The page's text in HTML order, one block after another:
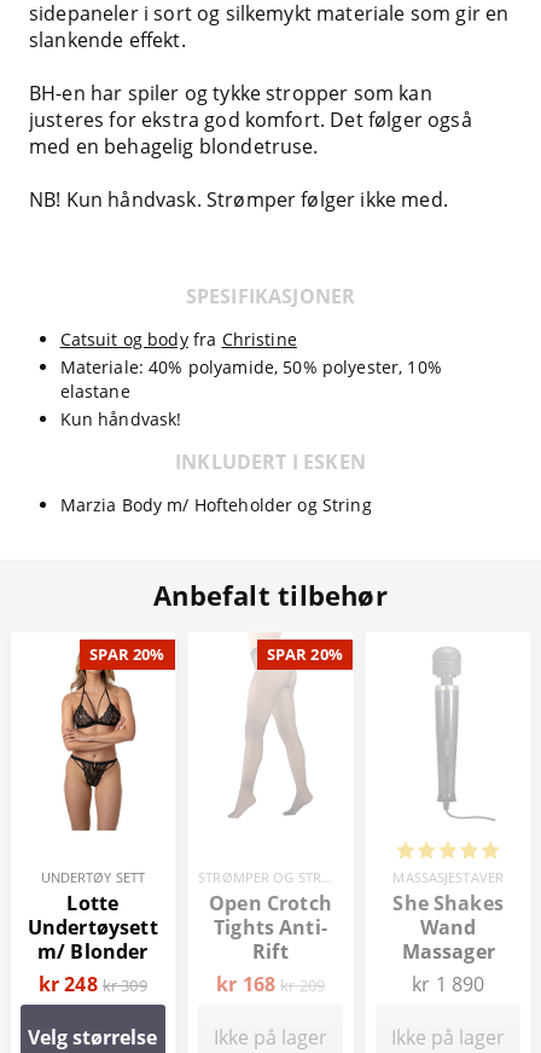
sidepaneler i sort og silkemykt materiale som gir en
slankende effekt.
BH-en har spiler og tykke stropper som kan
justeres for ekstra god komfort. Det følger også
med en behagelig blondetruse.
NB! Kun håndvask. Strømper følger ikke med.
SPESIFIKASJONER
Catsuit og bodyfra Christine
Materiale: 40% polyamide, 50% polyester, 10%
elastane
Kun håndvask!
INKLUDERT I ESKEN
Marzia Body m/ Hofteholder og String
Anbefalt tilbehør
SPAR 20%
UNDERTØY SETT
Lotte
Undertøysett
m/ Blonder
kr 248 kr 309
Velg størrelse
SPAR 20%
STRØMPER OG STRØMPEBUKSER
Open Crotch
Tights Anti-
Rift
kr 168 kr 209
Ikke på lager
MASSASJESTAVER
She Shakes
Wand
Massager
kr 1 890
Ikke på lager